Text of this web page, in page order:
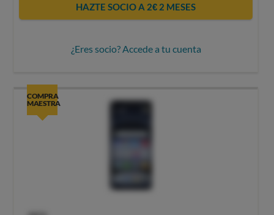
HAZTE SOCIO A 2€ 2 MESES
¿Eres socio? Accede a tu cuenta
COMPRA
MAESTRA